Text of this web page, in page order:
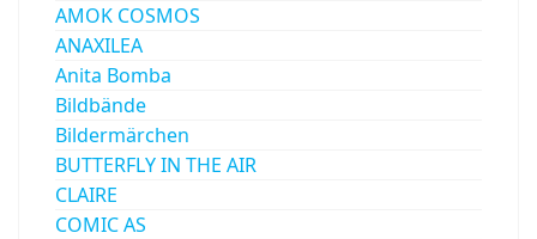
AMOK COSMOS
ANAXILEA
Anita Bomba
Bildbände
Bildermärchen
BUTTERFLY IN THE AIR
CLAIRE
COMIC AS